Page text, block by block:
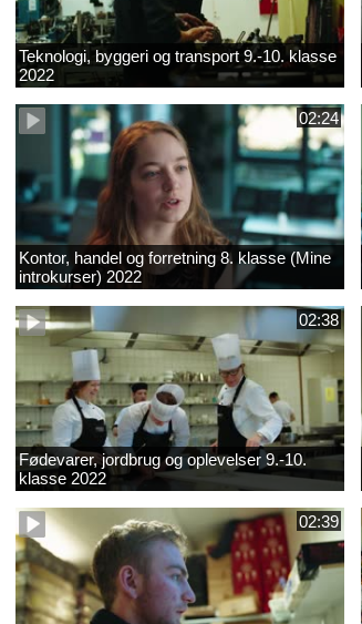
Teknologi, byggeri og transport 9.-10. klasse
2022
02:24
Kontor, handel og forretning 8. klasse (Mine
introkurser) 2022
02:38
Fødevarer, jordbrug og oplevelser 9.-10.
klasse 2022
02:39